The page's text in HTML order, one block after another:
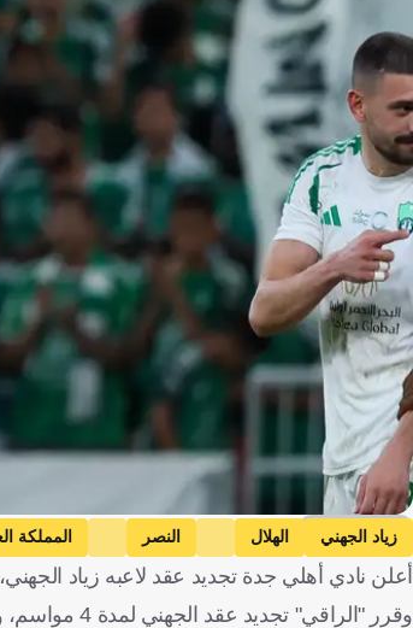
Getty Images
زياد الجهني الهلال النصر المملكة
أعلن نادي أهلي جدة تجديد عقد لاعبه زياد
وقرر "الراقي" تجديد عقد الجهني لمدة 4 مواسم، وذلك بعد المستويات المذهلة التي قدمها مع الفريق.